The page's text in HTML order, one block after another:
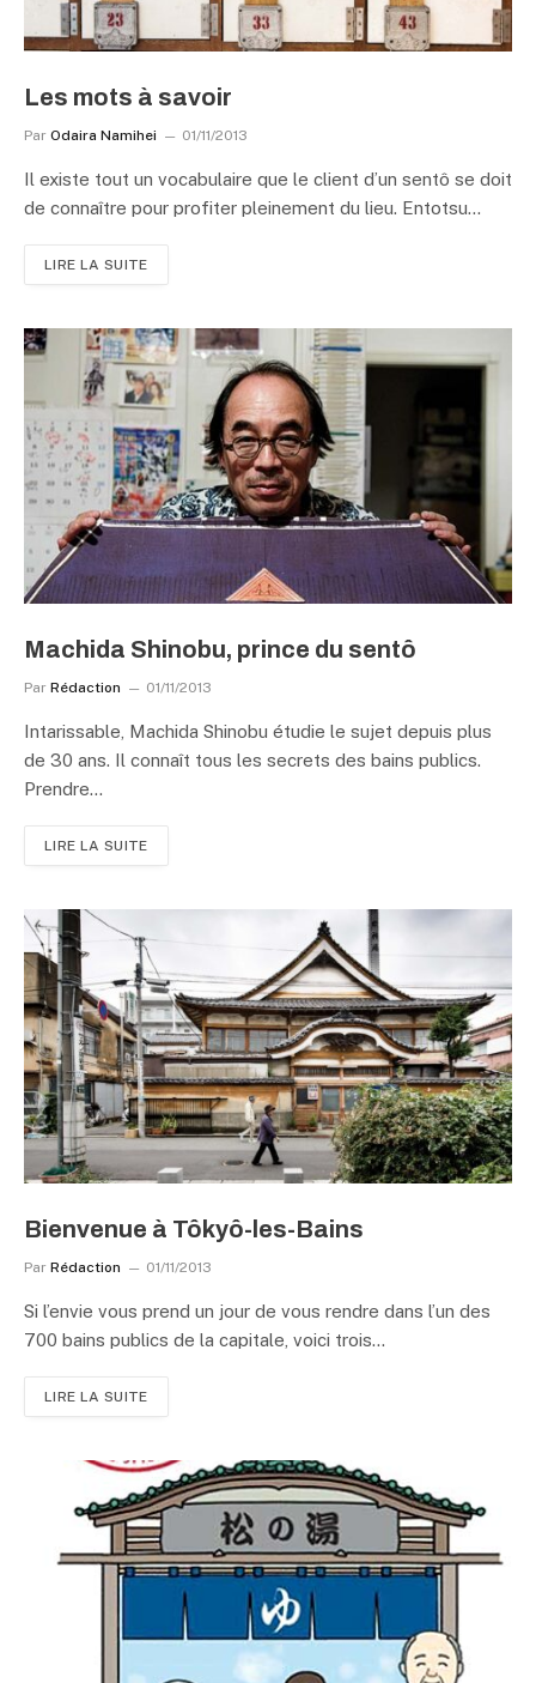
Les mots à savoir
Par Odaira Namihei 01/11/2013
Il existe tout un vocabulaire que le client d’un sentô se doit
de connaître pour profiter pleinement du lieu. Entotsu…
LIRE LA SUITE
Machida Shinobu, prince du sentô
Par Rédaction 01/11/2013
Intarissable, Machida Shinobu étudie le sujet depuis plus
de 30 ans. Il connaît tous les secrets des bains publics.
Prendre…
LIRE LA SUITE
Bienvenue à Tôkyô-les-Bains
Par Rédaction 01/11/2013
Si l’envie vous prend un jour de vous rendre dans l’un des
700 bains publics de la capitale, voici trois…
LIRE LA SUITE